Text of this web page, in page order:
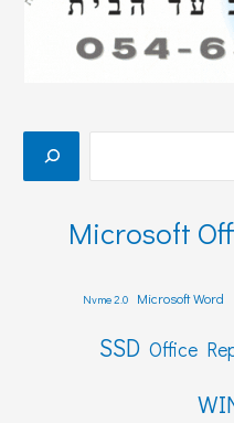
Microsoft
Microsoft Word
Nvme 2.0
Office
SSD